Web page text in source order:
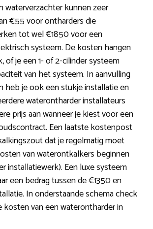
waterverzachter kunnen zeer
€55 voor ontharders die
tot wel €1850 voor een
systeem. De kosten hangen
of je een 1- of 2-cilinder systeem
van het systeem. In aanvulling
heb je ook een stukje installatie en
waterontharder installateurs
prijs aan wanneer je kiest voor een
Een laatste kostenpost
dat je regelmatig moet
van waterontkalkers beginnen
installatiewerk). Een luxe systeem
een bedrag tussen de €1350 en
In onderstaande schema check
kosten van een waterontharder in